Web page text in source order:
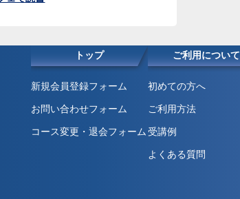
トップ ご利用について
新規会員登録フォーム
お問い合わせフォーム
コース変更・退会フォーム
初めての方へ
ご利用方法
受講例
よくある質問